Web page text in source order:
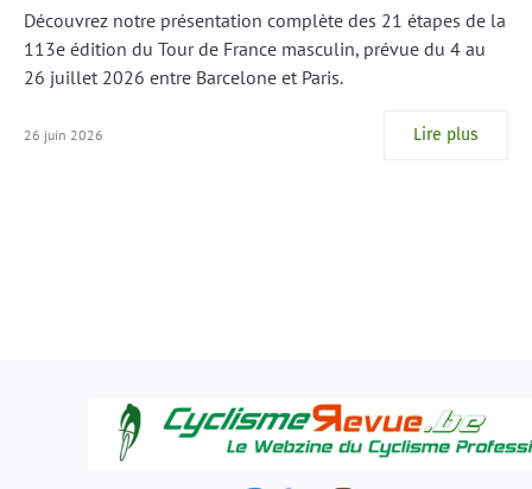
Découvrez notre présentation complète des 21 étapes de la
113e édition du Tour de France masculin, prévue du 4 au
26 juillet 2026 entre Barcelone et Paris.
26 juin 2026 Lire plus